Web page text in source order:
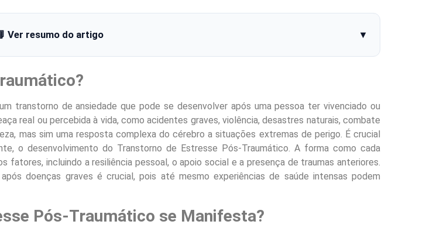
Ver resumo do artigo ▾
transtorno de ansiedade que pode se desenvolver após uma pessoa ter vivenciado ou
real ou percebida à vida, como acidentes graves, violência, desastres naturais, combate
mas sim uma resposta complexa do cérebro a situações extremas de perigo. É crucial
o desenvolvimento do Transtorno de Estresse Pós-Traumático. A forma como cada
fatores, incluindo a resiliência pessoal, o apoio social e a presença de traumas anteriores.
doenças graves é crucial, pois até mesmo experiências de saúde intensas podem
Pós-Traumático se Manifesta?